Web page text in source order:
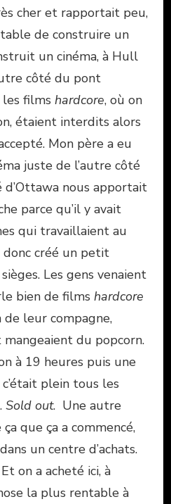
cher et rapportait peu,
de construire un
un cinéma, à Hull
côté du pont
les films hardcore, où on
étaient interdits alors
Mon père a eu
juste de l’autre côté
nous apportait
parce qu’il y avait
qui travaillaient au
créé un petit
Les gens venaient
bien de films hardcore
leur compagne,
du popcorn.
à 19 heures puis une
plein tous les
Sold out. Une autre
que ça a commencé,
un centre d’achats.
on a acheté ici, à
la plus rentable à